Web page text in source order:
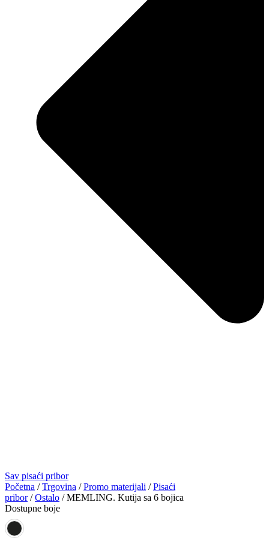
Sav pisaći pribor
Početna /Trgovina /Promo materijali /Pisaći
pribor/Ostalo / MEMLING. Kutija sa 6 bojica
Dostupne boje